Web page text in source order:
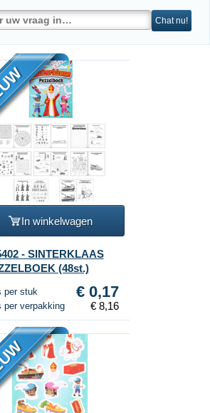
Chat nu!
In winkelwagen
- SINTERKLAAS
(48st.)
per stuk € 0,17
per verpakking € 8,16